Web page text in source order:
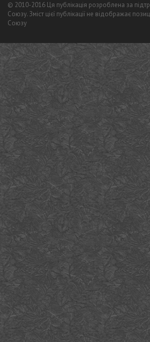
© 2010-2016 Ця публікація розроблена за
Союзу. Зміст цієї публікації не відображає
Союзу